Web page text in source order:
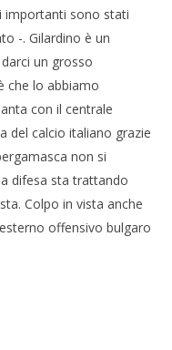
importanti sono stati
-. Gilardino è un
un grosso
che lo abbiamo
con il centrale
del calcio italiano grazie
non si
difesa sta trattando
Colpo in vista anche
offensivo bulgaro